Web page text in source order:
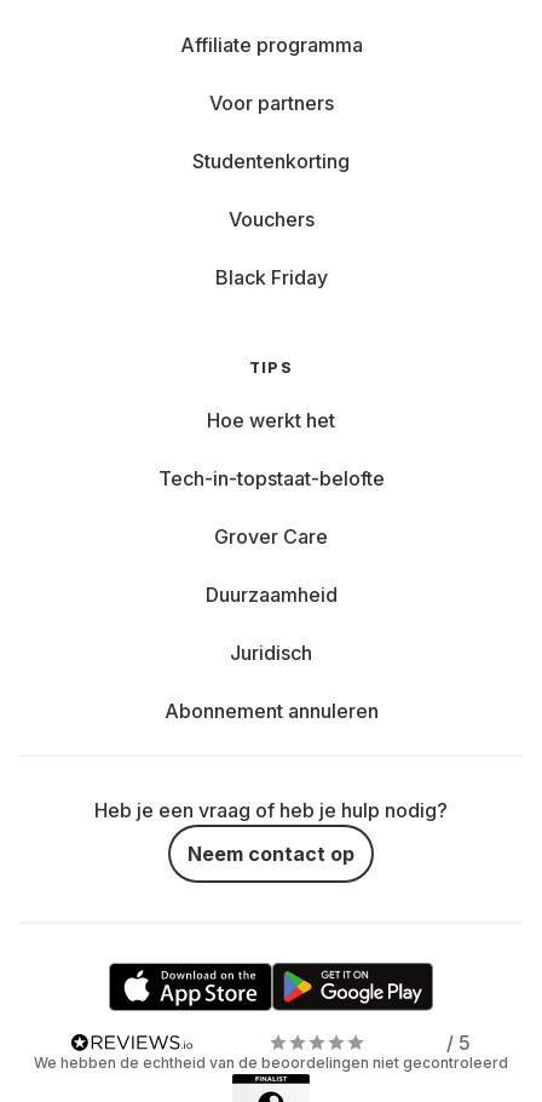
Affiliate programma
Voor partners
Studentenkorting
Vouchers
Black Friday
TIPS
Hoe werkt het
Tech-in-topstaat-belofte
Grover Care
Duurzaamheid
Juridisch
Abonnement annuleren
Heb je een vraag of heb je hulp nodig?
Neem contact op
/ 5
We hebben de echtheid van de beoordelingen niet gecontroleerd